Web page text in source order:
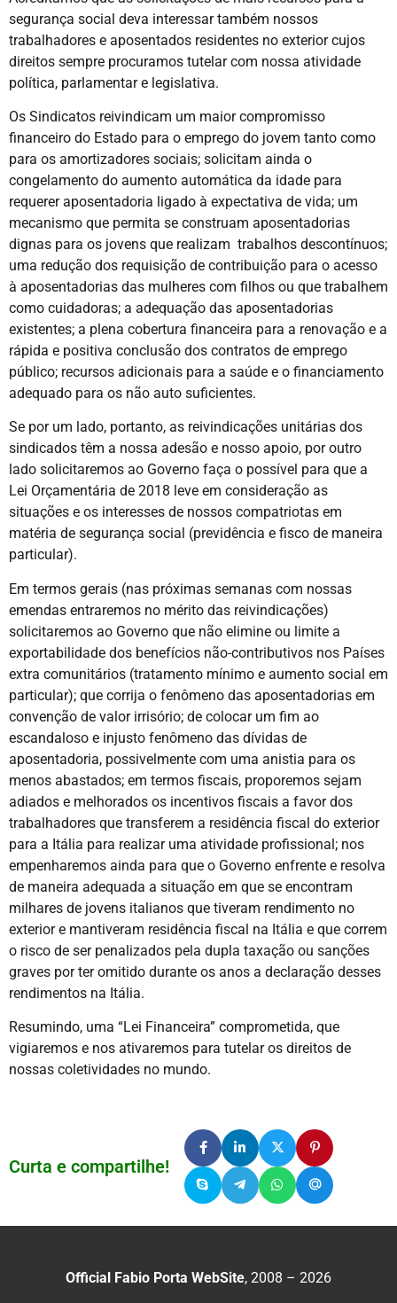
segurança social deva interessar também nossos
trabalhadores e aposentados residentes no exterior cujos
direitos sempre procuramos tutelar com nossa atividade
política, parlamentar e legislativa.
Os Sindicatos reivindicam um maior compromisso
financeiro do Estado para o emprego do jovem tanto como
para os amortizadores sociais; solicitam ainda o
congelamento do aumento automática da idade para
requerer aposentadoria ligado à expectativa de vida; um
mecanismo que permita se construam aposentadorias
dignas para os jovens que realizam trabalhos descontínuos;
uma redução dos requisição de contribuição para o acesso
à aposentadorias das mulheres com filhos ou que trabalhem
como cuidadoras; a adequação das aposentadorias
existentes; a plena cobertura financeira para a renovação e a
rápida e positiva conclusão dos contratos de emprego
público; recursos adicionais para a saúde e o financiamento
adequado para os não auto suficientes.
Se por um lado, portanto, as reivindicações unitárias dos
sindicados têm a nossa adesão e nosso apoio, por outro
lado solicitaremos ao Governo faça o possível para que a
Lei Orçamentária de 2018 leve em consideração as
situações e os interesses de nossos compatriotas em
matéria de segurança social (previdência e fisco de maneira
particular).
Em termos gerais (nas próximas semanas com nossas
emendas entraremos no mérito das reivindicações)
solicitaremos ao Governo que não elimine ou limite a
exportabilidade dos benefícios não-contributivos nos Países
extra comunitários (tratamento mínimo e aumento social em
particular); que corrija o fenômeno das aposentadorias em
convenção de valor irrisório; de colocar um fim ao
escandaloso e injusto fenômeno das dívidas de
aposentadoria, possivelmente com uma anistia para os
menos abastados; em termos fiscais, proporemos sejam
adiados e melhorados os incentivos fiscais a favor dos
trabalhadores que transferem a residência fiscal do exterior
para a Itália para realizar uma atividade profissional; nos
empenharemos ainda para que o Governo enfrente e resolva
de maneira adequada a situação em que se encontram
milhares de jovens italianos que tiveram rendimento no
exterior e mantiveram residência fiscal na Itália e que correm
o risco de ser penalizados pela dupla taxação ou sanções
graves por ter omitido durante os anos a declaração desses
rendimentos na Itália.
Resumindo, uma “Lei Financeira” comprometida, que
vigiaremos e nos ativaremos para tutelar os direitos de
nossas coletividades no mundo.
Curta e compartilhe!
Official Fabio Porta WebSite, 2008 – 2026